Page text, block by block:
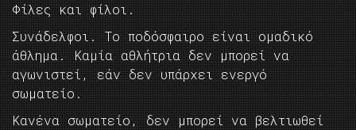
Φίλες και φίλοι.
Συνάδελφοι. Το ποδόσφαιρο είναι ομαδικό
άθλημα. Καμία αθλήτρια δεν μπορεί να
αγωνιστεί, εάν δεν υπάρχει ενεργό
σωματείο.
Κανένα σωματείο, δεν μπορεί να βελτιωθεί